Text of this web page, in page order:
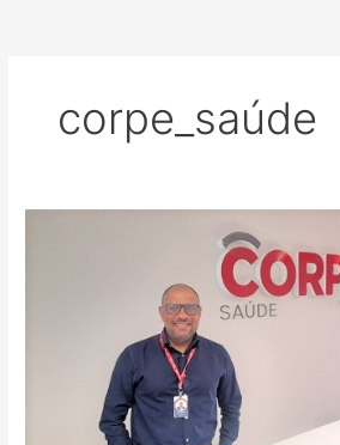
corpe_saúde